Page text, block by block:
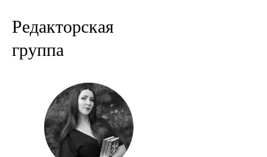
Редакторская
группа